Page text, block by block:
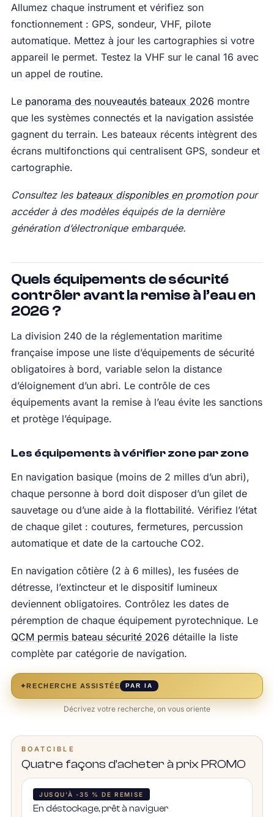
Allumez chaque instrument et vérifiez son
fonctionnement : GPS, sondeur, VHF, pilote
automatique. Mettez à jour les cartographies si votre
appareil le permet. Testez la VHF sur le canal 16 avec
un appel de routine.
Le panorama des nouveautés bateaux 2026 montre
que les systèmes connectés et la navigation assistée
gagnent du terrain. Les bateaux récents intègrent des
écrans multifonctions qui centralisent GPS, sondeur et
cartographie.
Consultez les bateaux disponibles en promotionpour
accéder à des modèles équipés de la dernière
génération d’électronique embarquée.
Quels équipements de sécurité
contrôler avant la remise à l’eau en
2026 ?
La division 240 de la réglementation maritime
française impose une liste d’équipements de sécurité
obligatoires à bord, variable selon la distance
d’éloignement d’un abri. Le contrôle de ces
équipements avant la remise à l’eau évite les sanctions
et protège l’équipage.
Les équipements à vérifier zone par zone
En navigation basique (moins de 2 milles d’un abri),
chaque personne à bord doit disposer d’un gilet de
sauvetage ou d’une aide à la flottabilité. Vérifiez l’état
de chaque gilet : coutures, fermetures, percussion
automatique et date de la cartouche CO2.
En navigation côtière (2 à 6 milles), les fusées de
détresse, l’extincteur et le dispositif lumineux
deviennent obligatoires. Contrôlez les dates de
péremption de chaque équipement pyrotechnique. Le
QCM permis bateau sécurité 2026 détaille la liste
complète par catégorie de navigation.
✦RECHERCHE ASSISTÉE PAR IA
Décrivez votre recherche, on vous oriente
BOATCIBLE
Quatre façons d’acheter à prix PROMO
JUSQU’À -35 % DE REMISE
En déstockage, prêt à naviguer